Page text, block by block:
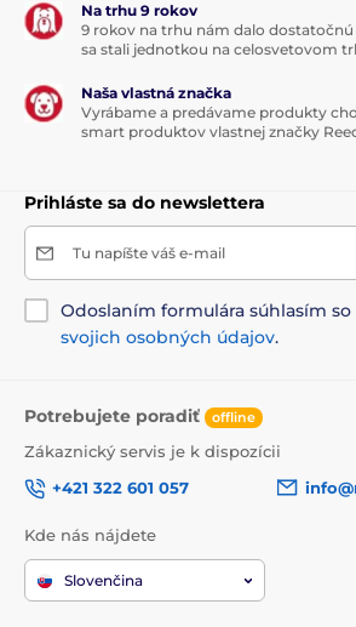
Na trhu 9 rokov
9 rokov na trhu nám dalo dostatočnú
sa stali jednotkou na celosvetovom
Naša vlastná značka
Vyrábame a predávame produkty
smart produktov vlastnej značky
Prihláste sa do newslettera
Tu napíšte váš e-mail
Odoslaním formulára súhlasím so
svojich osobných údajov.
Potrebujete poradiť offline
Zákaznický servis je k dispozícii
+421 322 601 057
Kde nás nájdete
Slovenčina